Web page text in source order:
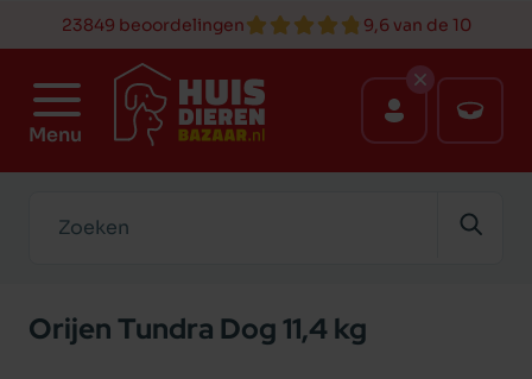
23849 beoordelingen 9,6 van de 10
Menu
Orijen Tundra Dog 11,4 kg